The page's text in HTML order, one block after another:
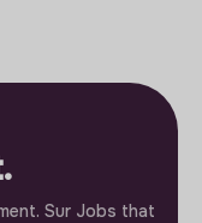
Sur Jobs that